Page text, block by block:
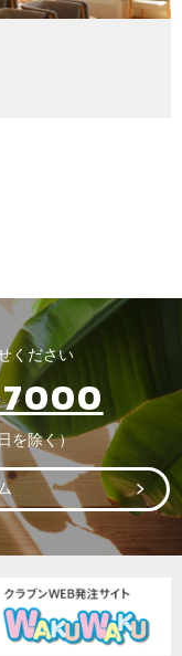
ください
を除く）